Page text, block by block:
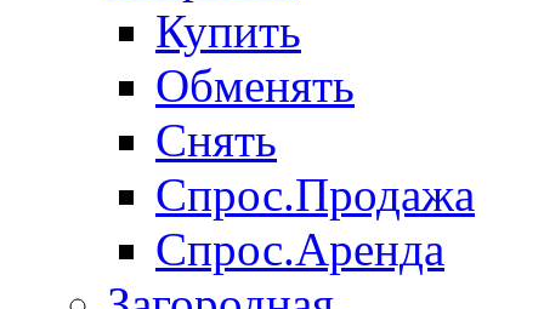
Купить
Обменять
Снять
Спрос.Продажа
Спрос.Аренда